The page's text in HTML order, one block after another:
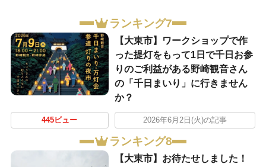
ランキング7
【大東市】ワークショップで作
った提灯をもって1日で千日お参
りのご利益がある野崎観音さん
の「千日まいり」に行きません
か？
445ビュー 2026年6月2日(火)の記事
ランキング8
【大東市】お待たせしました！